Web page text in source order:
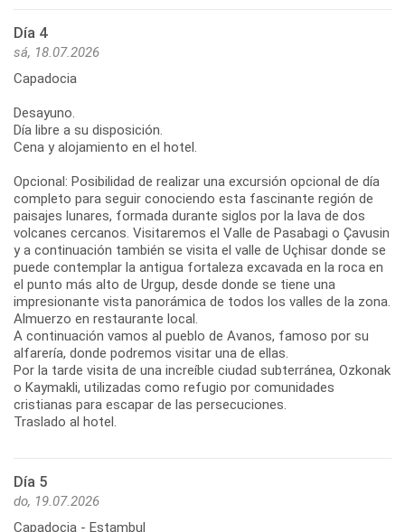
Día 4
sá, 18.07.2026
Capadocia
Desayuno.
Día libre a su disposición.
Cena y alojamiento en el hotel.
Opcional: Posibilidad de realizar una excursión opcional de día
completo para seguir conociendo esta fascinante región de
paisajes lunares, formada durante siglos por la lava de dos
volcanes cercanos. Visitaremos el Valle de Pasabagi o Çavusin
y a continuación también se visita el valle de Uçhisar donde se
puede contemplar la antigua fortaleza excavada en la roca en
el punto más alto de Urgup, desde donde se tiene una
impresionante vista panorámica de todos los valles de la zona.
Almuerzo en restaurante local.
A continuación vamos al pueblo de Avanos, famoso por su
alfarería, donde podremos visitar una de ellas.
Por la tarde visita de una increíble ciudad subterránea, Ozkonak
o Kaymakli, utilizadas como refugio por comunidades
cristianas para escapar de las persecuciones.
Traslado al hotel.
Día 5
do, 19.07.2026
Capadocia - Estambul